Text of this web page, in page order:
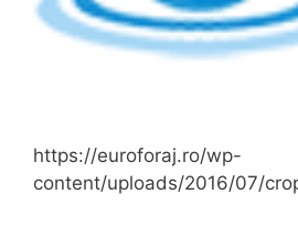
https://euroforaj.ro/wp-
content/uploads/2016/07/